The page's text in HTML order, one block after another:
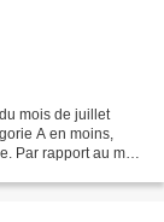
mois de juillet
A en moins,
Par rapport au mois